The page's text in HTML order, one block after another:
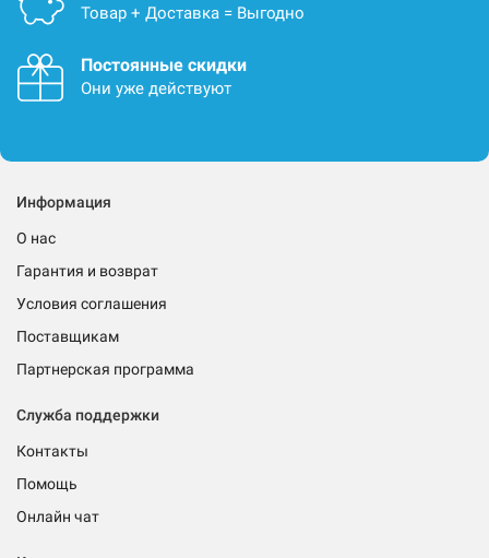
Товар + Доставка = Выгодно
Постоянные скидки
Они уже действуют
Информация
О нас
Гарантия и возврат
Условия соглашения
Поставщикам
Партнерская программа
Служба поддержки
Контакты
Помощь
Онлайн чат